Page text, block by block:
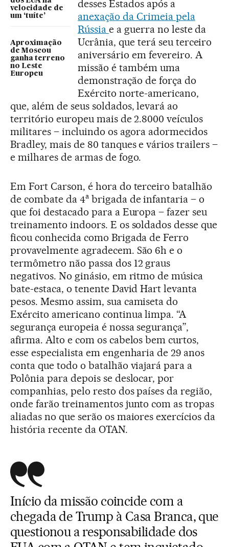
velocidade de
um ‘tuíte’
Aproximação
de Moscou
ganha terreno
no Leste
Europeu
desses Estados após a
anexação da Crimeia pela
Rússia e a guerra no leste da
Ucrânia, que terá seu terceiro
aniversário em fevereiro. A
missão é também uma
demonstração de força do
Exército norte-americano,
que, além de seus soldados, levará ao
território europeu mais de 2.8000 veículos
militares – incluindo os agora adormecidos
Bradley, mais de 80 tanques e vários trailers –
e milhares de armas de fogo.
Em Fort Carson, é hora do terceiro batalhão
de combate da 4abrigada de infantaria – o
que foi destacado para a Europa – fazer seu
treinamento indoors. E os soldados desse que
ficou conhecida como Brigada de Ferro
provavelmente agradecem. São 6h e o
termômetro não passa dos 12 graus
negativos. No ginásio, em ritmo de música
bate-estaca, o tenente David Hart levanta
pesos. Mesmo assim, sua camiseta do
Exército americano continua limpa. “A
segurança europeia é nossa segurança”,
afirma. Alto e com os cabelos bem curtos,
esse especialista em engenharia de 29 anos
conta que todo o batalhão viajará para a
Polônia para depois se deslocar, por
companhias, pelo resto dos países da região,
onde farão treinamentos junto com as tropas
aliadas no que serão os maiores exercícios da
história recente da OTAN.
Início da missão coincide com a
chegada de Trump à Casa Branca, que
questionou a responsabilidade dos